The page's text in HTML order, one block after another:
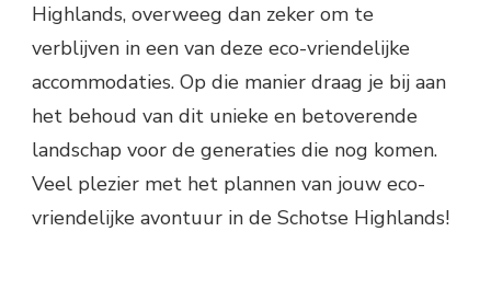
Highlands, overweeg dan zeker om te
verblijven in een van deze eco-vriendelijke
accommodaties. Op die manier draag je bij aan
het behoud van dit unieke en betoverende
landschap voor de generaties die nog komen.
Veel plezier met het plannen van jouw eco-
vriendelijke avontuur in de Schotse Highlands!